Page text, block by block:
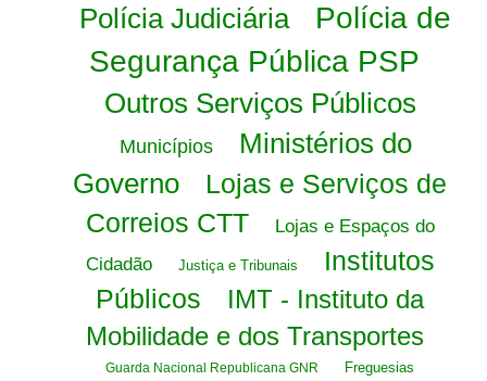
Polícia Judiciária
Polícia de
Segurança Pública PSP
Outros Serviços Públicos
Municípios
Ministérios do
Governo
Lojas e Serviços de
Correios CTT
Lojas e Espaços do
Cidadão
Justiça e Tribunais
Institutos
Públicos
IMT - Instituto da
Mobilidade e dos Transportes
Guarda Nacional Republicana GNR Freguesias